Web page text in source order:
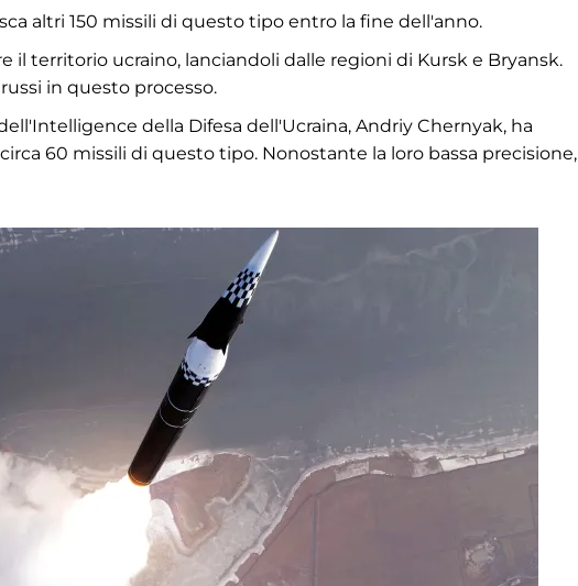
altri 150 missili di questo tipo entro la fine dell'anno.
il territorio ucraino, lanciandoli dalle regioni di Kursk e Bryansk.
in questo processo.
della Difesa dell'Ucraina, Andriy Chernyak, ha
60 missili di questo tipo. Nonostante la loro bassa precisione,